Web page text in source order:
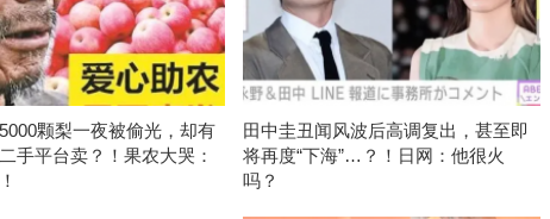
颗梨一夜被偷光，却有
手平台卖？！果农大哭：
田中圭丑闻风波后高调复出，甚至即
将再度“下海”…？！日网：他很火
吗？